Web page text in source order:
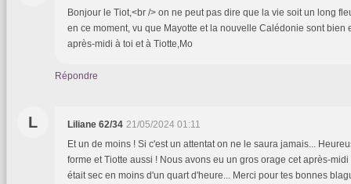
Bonjour le Tiot,<br /> on ne peut pas dire que la vie soit un long
en ce moment, vu que Mayotte et la nouvelle Calédonie sont bien
après-midi à toi et à Tiotte,Mo
Répondre
L Liliane 62/34 21/05/2024 01:11
Et un de moins ! Si c'est un attentat on ne le saura jamais...
forme et Tiotte aussi ! Nous avons eu un gros orage cet après-
était sec en moins d'un quart d'heure... Merci pour tes bonnes